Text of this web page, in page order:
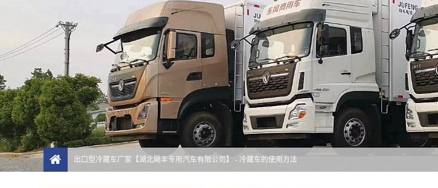
出口型冷藏车厂家【湖北飓丰专用汽车有限公司】 - 冷藏车的使用方法